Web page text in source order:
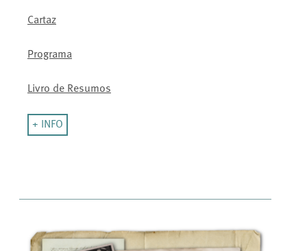
Cartaz
Programa
Livro de Resumos
+ INFO